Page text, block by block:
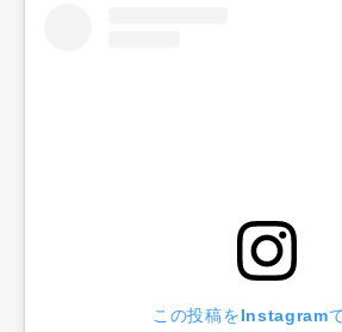
この投稿をInstagram